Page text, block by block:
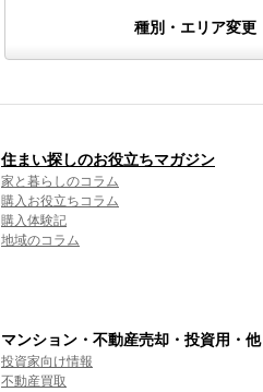
種別・エリア変更
住まい探しのお役立ちマガジン
家と暮らしのコラム
購入お役立ちコラム
購入体験記
地域のコラム
マンション・不動産売却・投資用・他
投資家向け情報
不動産買取